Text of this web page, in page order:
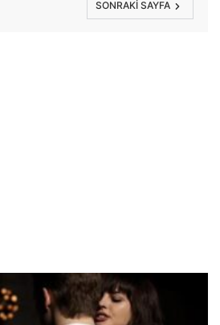
SONRAKI SAYFA